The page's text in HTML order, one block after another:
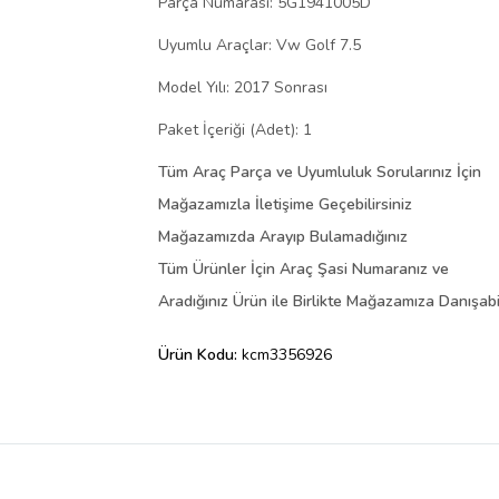
Uyumlu Araçlar: Vw Golf 7.5
Model Yılı: 2017 Sonrası
Paket İçeriği (Adet): 1
Tüm Araç Parça ve Uyumluluk Sorularınız İçin
Mağazamızla İletişime Geçebilirsiniz
Mağazamızda Arayıp Bulamadığınız
Tüm Ürünler İçin Araç Şasi Numaranız ve
Aradığınız Ürün ile Birlikte Mağazamıza
Ürün Kodu: kcm3356926